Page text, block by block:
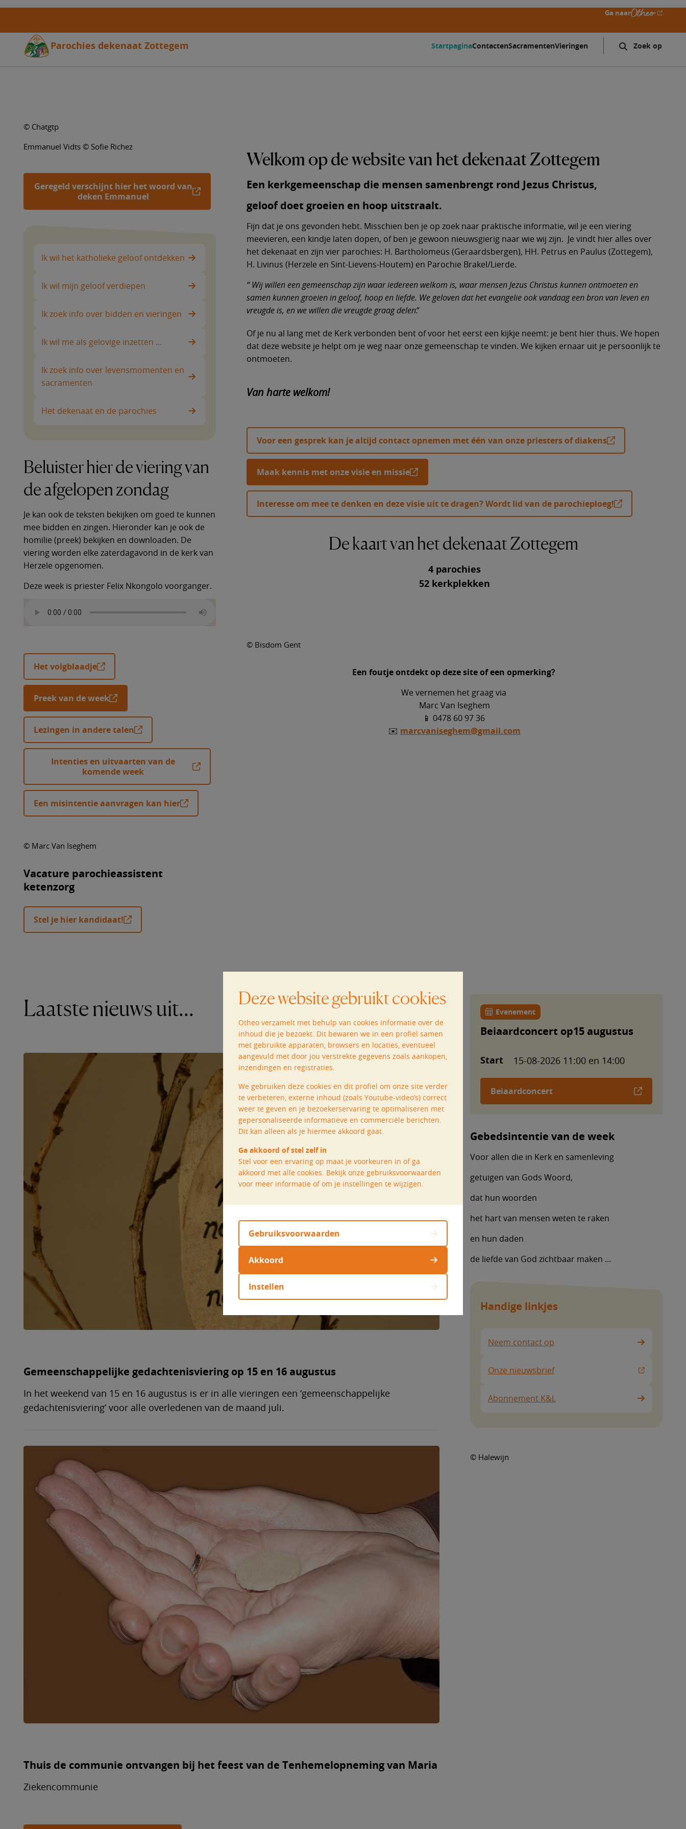
Overslaan
naar
inhoud
gaan
Ga naar
Parochies dekenaat Zottegem StartpaginaContactenSacramentenVieringen Zoeken
© Chatgtp
Emmanuel Vidts © Sofie Richez
Geregeld verschijnt hier het woord van
deken Emmanuel
Ik wil het katholieke geloof ontdekken Ik wil het katholieke geloof ontdekken
Wie kan ik contacteren voor een
Kennismaken via de Alpha-reeks
Ik wil mijn geloof verdiepen
Ik wil mijn geloof verdiepen
Beginnen met Alpha
Kom naar het geloofscafé
Geloof, bijbel, leven (GBL)
Ik zoek info over bidden en vieringen
Ik zoek info over bidden en vieringen
Eucharistievieringen op zondag
Weekdag- en andere vieringen
Misintenties aanvragen
Ik wil me als gelovige inzetten ...
Ik wil me als gelovige inzetten ...
Nieuws & vacatures
Meewerken in de parochie
Ik zoek info over levensmomenten en
sacramenten
Ik zoek info over levensmomenten en
Info over eerste communie
Info over kerkelijke uitvaart
Info over ziekenzalving
Info over communie thuis ontvangen
Info over biecht en verzoening
Geroepen tot priester of diaken
Het dekenaat en de parochies
Het dekenaat en de parochies
Parochie Brakel/Lierde
H. Bartholomeüsparochie
(Geraardsbergen)
Beluister hier de viering van
de afgelopen zondag
Je kan ook de teksten bekijken om goed te kunnen
mee bidden en zingen. Hieronder kan je ook de
homilie (preek) bekijken en downloaden. De
viering worden elke zaterdagavond in de kerk van
Herzele opgenomen.
Deze week is priester Felix Nkongolo voorganger.
Het volgblaadje
Preek van de week
Lezingen in andere talen
Intenties en uitvaarten van de
komende week
Een misintentie aanvragen kan hier
© Marc Van Iseghem
Vacature parochieassistent
ketenzorg
Stel je hier kandidaat!
Welkom op de website van het dekenaat Zottegem
Een kerkgemeenschap die mensen samenbrengt rond Jezus Christus,
geloof doet groeien en hoop uitstraalt.
Fijn dat je ons gevonden hebt. Misschien ben je op zoek naar praktische informatie, wil je een viering
meevieren, een kindje laten dopen, of ben je gewoon nieuwsgierig naar wie wij zijn. Je vindt hier alles over
het dekenaat en zijn vier parochies: H. Bartholomeüs (Geraardsbergen), HH. Petrus en Paulus (Zottegem),
H. Livinus (Herzele en Sint-Lievens-Houtem) en Parochie Brakel/Lierde.
Wij willen een gemeenschap zijn waar iedereen welkom is, waar mensen Jezus Christus kunnen ontmoeten en
samen kunnen groeien in geloof, hoop en liefde. We geloven dat het evangelie ook vandaag een bron van leven en
vreugde is, en we willen die vreugde graag delen.
Of je nu al lang met de Kerk verbonden bent of voor het eerst een kijkje neemt: je bent hier thuis. We hopen
dat deze website je helpt om je weg naar onze gemeenschap te vinden. We kijken ernaar uit je persoonlijk te
ontmoeten.
Van harte welkom!
Voor een gesprek kan je altijd contact opnemen met één van onze priesters of diakens
Maak kennis met onze visie en missie
Interesse om mee te denken en deze visie uit te dragen? Wordt lid van de parochieploeg!
De kaart van het dekenaat Zottegem
4 parochies
52 kerkplekken
© Bisdom Gent
Een foutje ontdekt op deze site of een opmerking?
We vernemen het graag via
Marc Van Iseghem
📱 0478 60 97 36
✉️ marcvaniseghem@gmail.com
Laatste nieuws uit...
Gemeenschappelijke gedachtenisviering op 15 en 16 augustus
In het weekend van 15 en 16 augustus is er in alle vieringen een ‘gemeenschappelijke
gedachtenisviering’ voor alle overledenen van de maand juli.
Thuis de communie ontvangen bij het feest van de Tenhemelopneming van Maria
Ziekencommunie
Evenement
Beiaardconcert op15 augustus
Start 15-08-2026 11:00 en 14:00
Beiaardconcert
Gebedsintentie van de week
Voor allen die in Kerk en samenleving
getuigen van Gods Woord,
dat hun woorden
het hart van mensen weten te raken
en hun daden
de liefde van God zichtbaar maken ...
Handige linkjes
Neem contact op
Onze nieuwsbrief
Abonnement K&L
© Halewijn
Deze website gebruikt cookies
Otheo verzamelt met behulp van cookies informatie over de
inhoud die je bezoekt. Dit bewaren we in een profiel samen
met gebruikte apparaten, browsers en locaties, eventueel
aangevuld met door jou verstrekte gegevens zoals aankopen,
inzendingen en registraties.
We gebruiken deze cookies en dit profiel om onze site verder
te verbeteren, externe inhoud (zoals Youtube-video’s) correct
weer te geven en je bezoekerservaring te optimaliseren met
gepersonaliseerde informatieve en commerciële berichten.
Dit kan alleen als je hiermee akkoord gaat.
Ga akkoord of stel zelf in
Stel voor een ervaring op maat je voorkeuren in of ga
akkoord met alle cookies. Bekijk onze gebruiksvoorwaarden
voor meer informatie of om je instellingen te wijzigen.
Gebruiksvoorwaarden
Akkoord
Instellen